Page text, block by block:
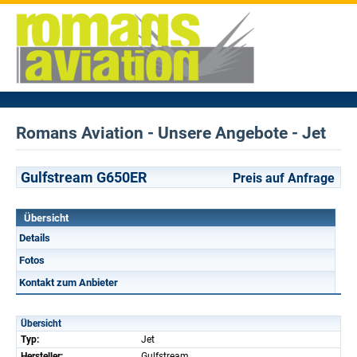
Romans Aviation - Unsere Angebote - Jet
Gulfstream G650ER Preis auf Anfrage
Übersicht
Details
Fotos
Kontakt zum Anbieter
Übersicht
Typ:
Jet